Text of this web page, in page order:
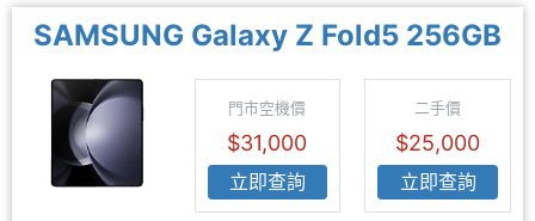
SAMSUNG Galaxy Z Fold5 256GB
門市空機價
$31,000
立即查詢
二手價
$25,000
立即查詢